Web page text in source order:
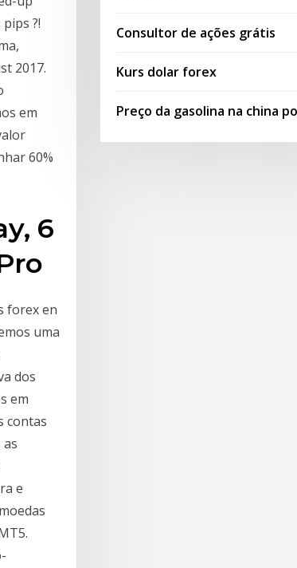
?!
2017.
em
60%
6
forex en
uma
dos
em
contas
e
Consultor de ações grátis
Kurs dolar forex
Preço da gasolina na china